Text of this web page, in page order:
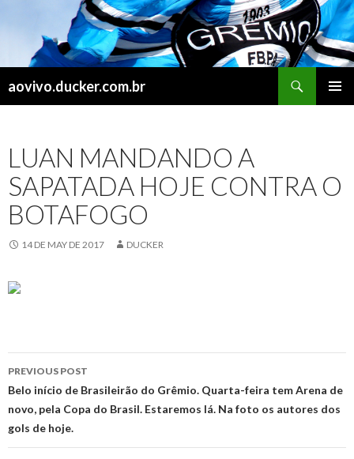
aovivo.ducker.com.br
LUAN MANDANDO A
SAPATADA HOJE CONTRA O
BOTAFOGO
14 DE MAY DE 2017 DUCKER
Post
navigation
PREVIOUS POST
Belo início de Brasileirão do Grêmio. Quarta-feira tem Arena de
novo, pela Copa do Brasil. Estaremos lá. Na foto os autores dos
gols de hoje.